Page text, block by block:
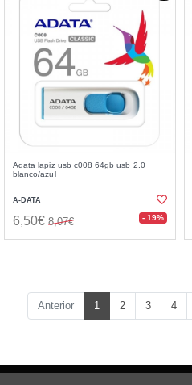
Adata lapiz usb c008 64gb usb 2.0
blanco/azul
A-DATA
6,50€ 8,07€ - 19%
Anterior 1 2 3 4